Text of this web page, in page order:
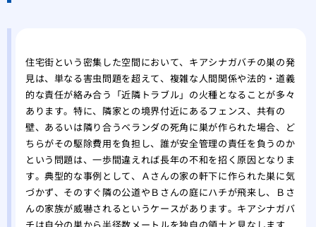
の
エ
ギ
住宅街という密集した空間において、キアシナガバチの巣の発
見は、単なる害虫問題を超えて、複雑な人間関係や法的・道義
的な責任が絡み合う「近隣トラブル」の火種となることが多々
あります。特に、隣家との境界付近にあるフェンス、共有の
壁、あるいは隣り合うベランダの死角に巣が作られた場合、ど
ちらがその駆除費用を負担し、誰が安全管理の責任を負うのか
という問題は、一歩間違えれば長年の不和を招く原因となりま
す。典型的な事例として、Ａさんの家の軒下に作られた巣に気
づかず、そのすぐ隣の公道やＢさんの庭にハチが飛来し、Ｂさ
んの家族が威嚇されるというケースがあります。キアシナガバ